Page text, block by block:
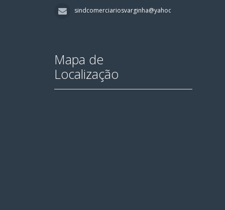
sindcomerciariosvarginha@yahoo.com.br
Mapa de
Localização